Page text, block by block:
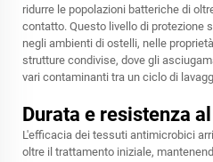
ridurre le popolazioni batteriche di
contatto. Questo livello di protezione
negli ambienti di ostelli, nelle
strutture condivise, dove gli
vari contaminanti tra un ciclo di
Durata e resistenza
L'efficacia dei tessuti antimicrobici
oltre il trattamento iniziale,